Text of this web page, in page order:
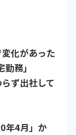
化があった
務」
ず出社して
年4月」か